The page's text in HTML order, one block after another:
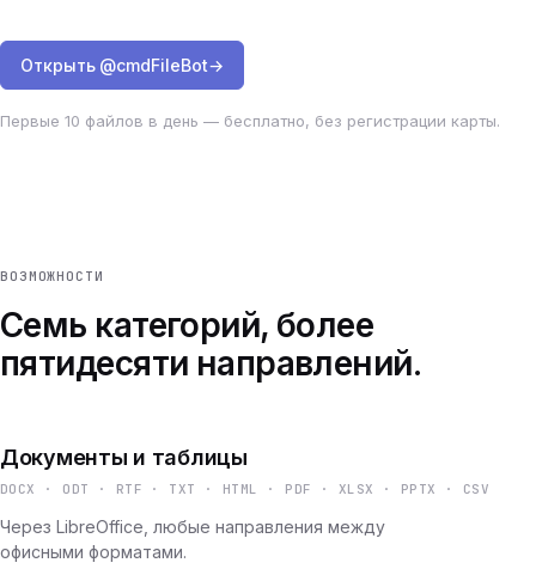
Открыть @cmdFileBot→
Первые 10 файлов в день — бесплатно, без регистрации карты.
ВОЗМОЖНОСТИ
Семь категорий, более
пятидесяти направлений.
Документы и таблицы
DOCX · ODT · RTF · TXT · HTML · PDF · XLSX · PPTX · CSV
Через LibreOffice, любые направления между
офисными форматами.